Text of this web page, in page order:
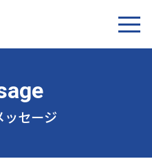
セージ